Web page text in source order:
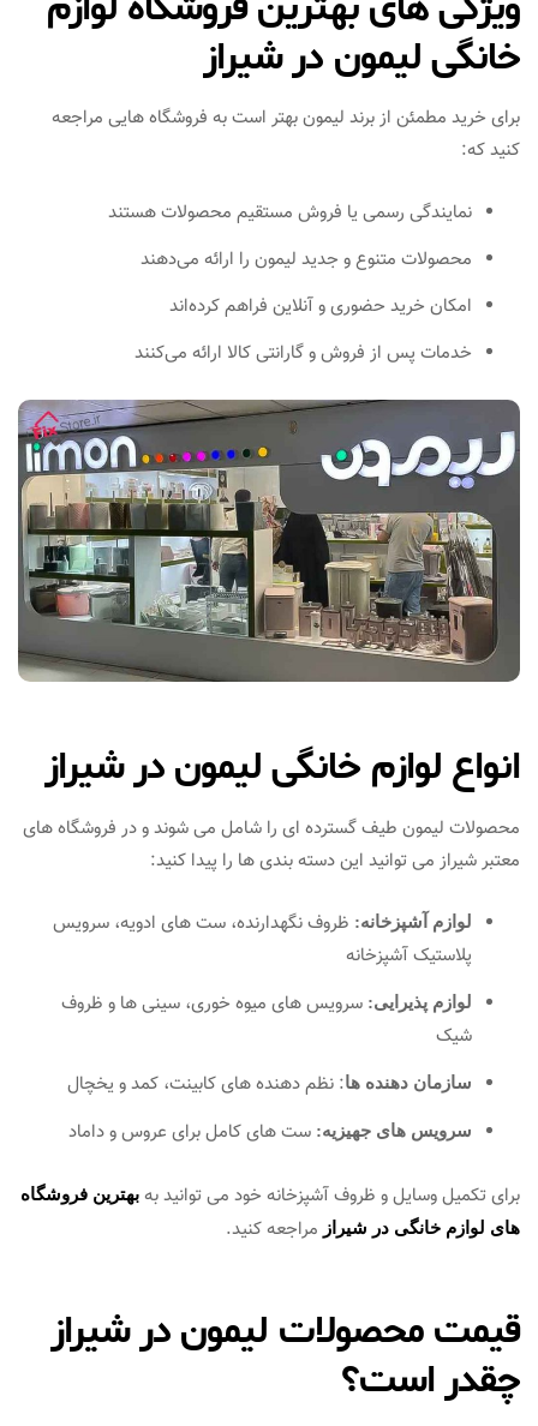
خانگی لیمون در شیراز
برای خرید مطمئن از برند لیمون بهتر است به فروشگاه‌ هایی مراجعه
کنید که:
نمایندگی رسمی یا فروش مستقیم محصولات هستند
محصولات متنوع و جدید لیمون را ارائه می‌دهند
امکان خرید حضوری و آنلاین فراهم کرده‌اند
خدمات پس از فروش و گارانتی کالا ارائه می‌کنند
انواع لوازم خانگی لیمون در شیراز
محصولات لیمون طیف گسترده‌ ای را شامل می‌ شوند و در فروشگاه‌ های
معتبر شیراز می‌ توانید این دسته‌ بندی‌ ها را پیدا کنید:
لوازم آشپزخانه: ظروف نگهدارنده، ست‌ های ادویه، سرویس
پلاستیک آشپزخانه
لوازم پذیرایی: سرویس‌ های میوه‌ خوری، سینی‌ ها و ظروف
شیک
سازمان‌ دهنده‌ ها: نظم‌ دهنده‌ های کابینت، کمد و یخچال
سرویس‌ های جهیزیه: ست‌ های کامل برای عروس و داماد
برای تکمیل وسایل و ظروف آشپزخانه خود می توانید به بهترین فروشگاه
های لوازم خانگی در شیراز مراجعه کنید.
قیمت محصولات لیمون در شیراز
چقدر است؟